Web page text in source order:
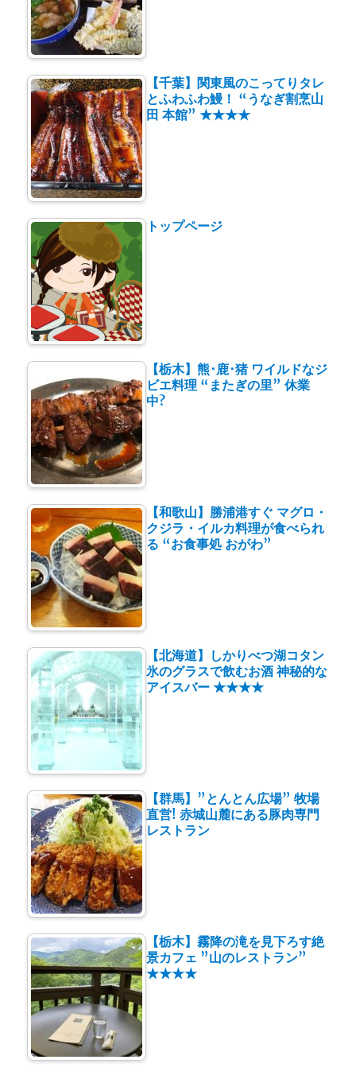
【千葉】関東風のこってりタレ
とふわふわ鰻！ “うなぎ割烹山
田 本館” ★★★★
トップページ
【栃木】熊･鹿･猪 ワイルドなジ
ビエ料理 “またぎの里” 休業
中?
【和歌山】勝浦港すぐ マグロ・
クジラ・イルカ料理が食べられ
る “お食事処 おがわ”
【北海道】しかりべつ湖コタン
氷のグラスで飲むお酒 神秘的な
アイスバー ★★★★
【群馬】”とんとん広場” 牧場
直営! 赤城山麓にある豚肉専門
レストラン
【栃木】霧降の滝を見下ろす絶
景カフェ ”山のレストラン”
★★★★